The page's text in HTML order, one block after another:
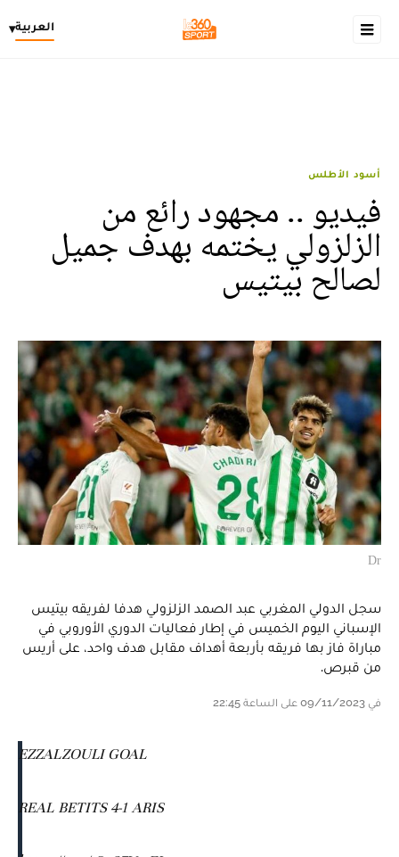
العربية▾
أسود الأطلس
فيديو .. مجهود رائع من
الزلزولي يختمه بهدف جميل
لصالح بيتيس
Dr
سجل الدولي المغربي عبد الصمد الزلزولي هدفا لفريقه بيتيس
الإسباني اليوم الخميس في إطار فعاليات الدوري الأوروبي في
مباراة فاز بها فريقه بأربعة أهداف مقابل هدف واحد، على أريس
من قبرص.
في 09/11/2023 على الساعة 22:45
EZZALZOULI GOAL
REAL BETITS 4-1 ARIS